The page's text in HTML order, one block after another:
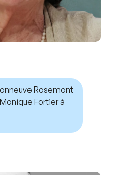
Rosemont
Fortier à